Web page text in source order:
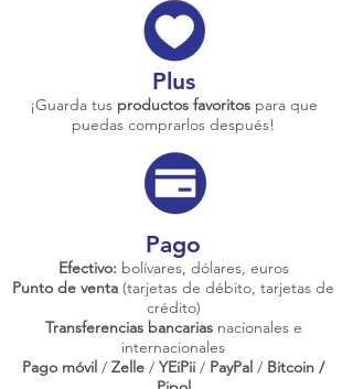
Plus
¡Guarda tus productos favoritos para que
puedas comprarlos después!
Pago
Efectivo: bolívares, dólares, euros
Punto de venta (tarjetas de débito, tarjetas de
crédito)
Transferencias bancariasnacionales e
internacionales
Pago móvil / Zelle / YEiPii / PayPal / Bitcoin /